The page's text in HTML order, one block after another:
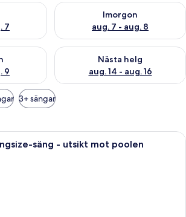
7
för ikväll aug. 6 - aug. 7
Imorgon
aug. 7 - aug. 8
Kontrollera tillgängligheten
9
för den här helgen aug. 7 - aug. 9
Nästa helg
aug. 14 - aug. 16
Kontrollera tillgängligheten
3+ sängar
Ett hotellrum med en stor säng, ett
säng - utsikt mot poolen